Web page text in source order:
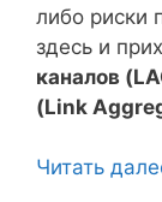
либо риски
здесь и
каналов
(Link
Читать